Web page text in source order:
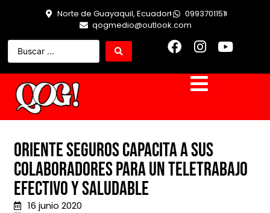
Norte de Guayaquil, Ecuador
0993701151
qogmedio@outlook.com
Oriente Seguros capacita a sus
colaboradores para un teletrabajo
efectivo y saludable
16 junio 2020